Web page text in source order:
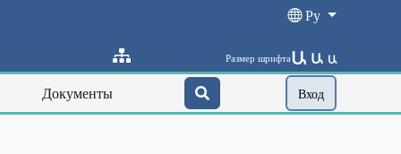
Ру
Размер шрифтаԱ Ա Ա
Документы Вход